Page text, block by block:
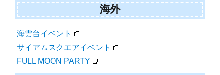
海外
海雲台イベント
サイアムスクエアイベント
FULL MOON PARTY